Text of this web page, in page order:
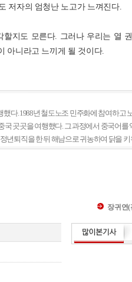
저자의 엄청난 노고가 느껴진다.
지도 모른다. 그러나 우리는 열
아니라고 느끼게 될 것이다.
다. 1988년 철도노조 민주화에 참여하고
곳곳을 여행했다. 그 과정에서 중국어를
년퇴직을 한 뒤 해남으로 귀농하여 닭을 키
장귀연